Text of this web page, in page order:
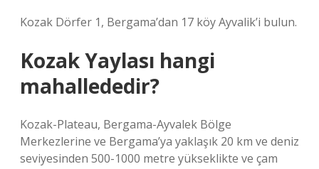
Kozak Dörfer 1, Bergama’dan 17 köy Ayvalik’i bulun.
Kozak Yaylası hangi
mahallededir?
Kozak-Plateau, Bergama-Ayvalek Bölge
Merkezlerine ve Bergama’ya yaklaşık 20 km ve deniz
seviyesinden 500-1000 metre yükseklikte ve çam